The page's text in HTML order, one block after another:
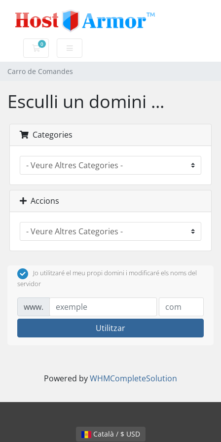
0
Carro de Comandes
Carro de Comandes
Esculli un domini ...
Categories
Accions
Jo utilitzaré el meu propi domini i modificaré els noms del
servidor
www.
Utilitzar
Powered byWHMCompleteSolution
Català / $ USD